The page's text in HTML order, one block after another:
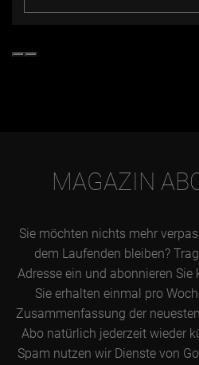
MAGAZIN
Sie möchten nichts mehr
dem Laufenden bleiben?
Adresse ein und abonnieren
Sie erhalten einmal pro
Zusammenfassung der
Abo natürlich jederzeit wieder
Spam nutzen wir Dienste von